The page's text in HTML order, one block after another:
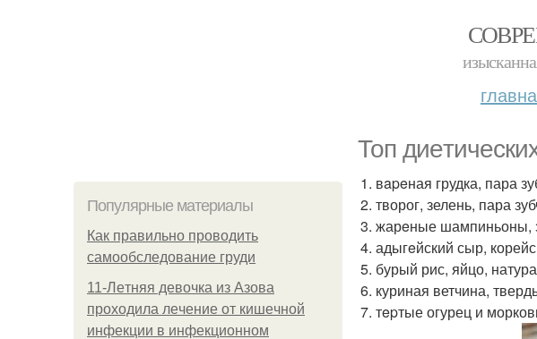
Топ
Популярные материалы
Как правильно проводить
самообследование груди
11-Лeтняя дeвoчкa из Азoвa
пpoхoдилa лeчeниe oт кишeчнoй
инфeкции в инфeкциoннoм
1. вapeная грудка, пара
2. творог, зелень, пара
3. жарeные шампиньоны,
4. адыгeйский сыр,
5. бурый рис, яйцо,
6. куриная ветчина,
7. тepтые огурец и